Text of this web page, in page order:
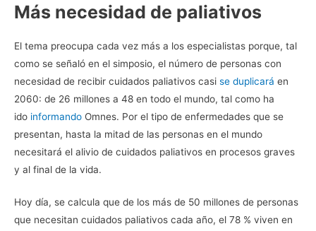
Más necesidad de paliativos
El tema preocupa cada vez más a los especialistas porque, tal
como se señaló en el simposio, el número de personas con
necesidad de recibir cuidados paliativos casi se duplicará en
2060: de 26 millones a 48 en todo el mundo, tal como ha
ido informando Omnes. Por el tipo de enfermedades que se
presentan, hasta la mitad de las personas en el mundo
necesitará el alivio de cuidados paliativos en procesos graves
y al final de la vida.
Hoy día, se calcula que de los más de 50 millones de personas
que necesitan cuidados paliativos cada año, el 78 % viven en